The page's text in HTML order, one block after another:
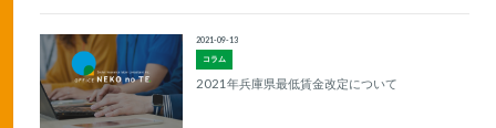
コラム
2021-09-13
2021年兵庫県最低賃金改定について